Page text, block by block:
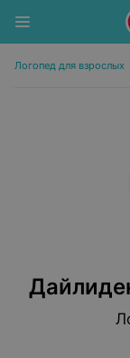
Логопед для взрослых